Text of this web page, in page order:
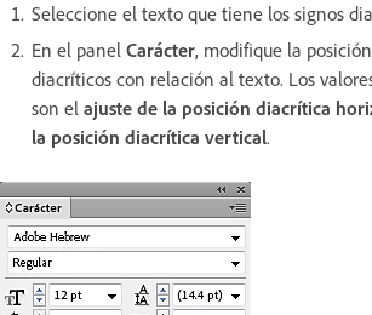
Seleccione el texto que tiene los signos
En el panel Carácter, modifique la
diacríticos con relación al texto. Los
son el ajuste de la posición diacrítica
la posición diacrítica vertical.